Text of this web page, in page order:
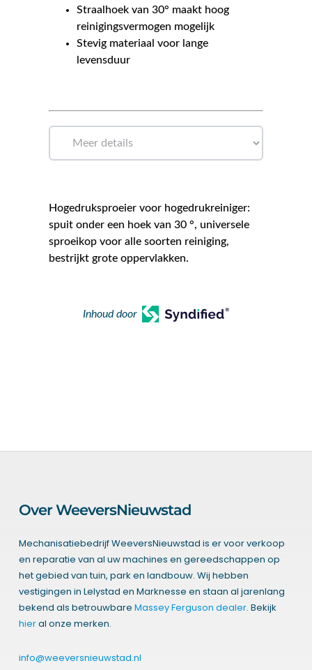
Straalhoek van 30° maakt hoog
reinigingsvermogen mogelijk
Stevig materiaal voor lange
levensduur
Hogedruksproeier voor hogedrukreiniger:
spuit onder een hoek van 30 °, universele
sproeikop voor alle soorten reiniging,
bestrijkt grote oppervlakken.
Inhoud door
Over WeeversNieuwstad
Mechanisatiebedrijf WeeversNieuwstad is er voor verkoop
en reparatie van al uw machines en gereedschappen op
het gebied van tuin, park en landbouw. Wij hebben
vestigingen in Lelystad en Marknesse en staan al jarenlang
bekend als betrouwbare Massey Ferguson dealer. Bekijk
hieral onze merken.
info@weeversnieuwstad.nl